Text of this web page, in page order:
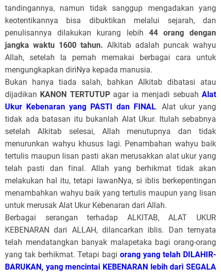
tandingannya, namun tidak sanggup mengadakan yang
keotentikannya bisa dibuktikan melalui sejarah, dan
penulisannya dilakukan kurang lebih 44 orang dengan
jangka waktu 1600 tahun. Alkitab adalah puncak wahyu
Allah, setelah Ia pernah memakai berbagai cara untuk
mengungkapkan diriNya kepada manusia.
Bukan hanya tiada salah, bahkan Alkitab dibatasi atau
dijadikan KANON TERTUTUPagar ia menjadi sebuahAlat
Ukur Kebenaran yang PASTI dan FINAL. Alat ukur yang
tidak ada batasan itu bukanlah Alat Ukur. Itulah sebabnya
setelah Alkitab selesai, Allah menutupnya dan tidak
menurunkan wahyu khusus lagi. Penambahan wahyu baik
tertulis maupun lisan pasti akan merusakkan alat ukur yang
telah pasti dan final. Allah yang berhikmat tidak akan
melakukan hal itu, tetapi lawanNya, si iblis berkepentingan
menambahkan wahyu baik yang tertulis maupun yang lisan
untuk merusak Alat Ukur Kebenaran dari Allah.
Berbagai serangan terhadap ALKITAB, ALAT UKUR
KEBENARAN dari ALLAH, dilancarkan iblis. Dan ternyata
telah mendatangkan banyak malapetaka bagi orang-orang
yang tak berhikmat. Tetapi bagi orang yang telah DILAHIR-
BARUKAN, yang mencintai KEBENARAN lebih dari SEGALA